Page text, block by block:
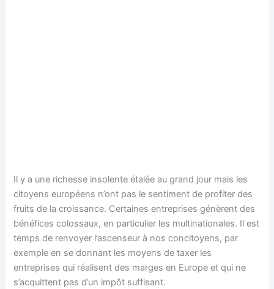
Il y a une richesse insolente étalée au grand jour mais les
citoyens européens n’ont pas le sentiment de profiter des
fruits de la croissance. Certaines entreprises génèrent des
bénéfices colossaux, en particulier les multinationales. Il est
temps de renvoyer l’ascenseur à nos concitoyens, par
exemple en se donnant les moyens de taxer les
entreprises qui réalisent des marges en Europe et qui ne
s’acquittent pas d’un impôt suffisant.